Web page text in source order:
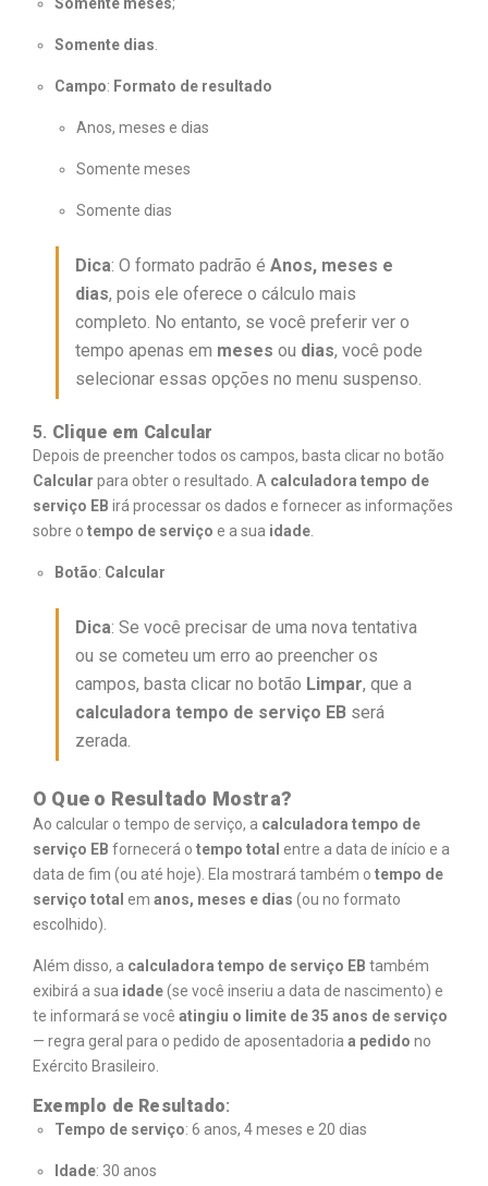
Somente dias
Campo: Formato de resultado
Anos, meses e dias
Somente meses
Somente dias
Dica: O formato padrão é Anos, meses e
dias, pois ele oferece o cálculo mais
completo. No entanto, se você preferir ver o
tempo apenas em meses ou dias, você pode
selecionar essas opções no menu suspenso.
5. Clique em Calcular
Depois de preencher todos os campos, basta clicar no botão
Calcular para obter o resultado. A calculadora tempo de
serviço EB irá processar os dados e fornecer as informações
sobre o tempo de serviço e a sua idade
Botão: Calcular
Dica: Se você precisar de uma nova tentativa
ou se cometeu um erro ao preencher os
campos, basta clicar no botão Limpar, que a
calculadora tempo de serviço EB será
zerada.
O Que o Resultado Mostra?
Ao calcular o tempo de serviço, a calculadora tempo de
serviço EB fornecerá o tempo total entre a data de início e a
data de fim (ou até hoje). Ela mostrará também o tempo de
serviço total em anos, meses e dias (ou no formato
escolhido).
Além disso, a calculadora tempo de serviço EB também
exibirá a sua idade(se você inseriu a data de nascimento) e
te informará se você atingiu o limite de 35 anos de serviço
— regra geral para o pedido de aposentadoria a pedido no
Exército Brasileiro.
Exemplo de Resultado:
Tempo de serviço: 6 anos, 4 meses e 20 dias
Idade: 30 anos